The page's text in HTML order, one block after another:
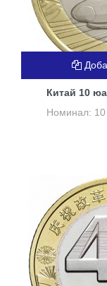
Китай 10
Номинал: 10